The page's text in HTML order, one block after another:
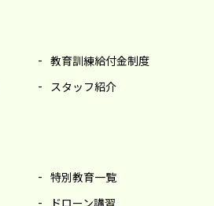
教育訓練給付金制度
スタッフ紹介
特別教育一覧
ドローン講習